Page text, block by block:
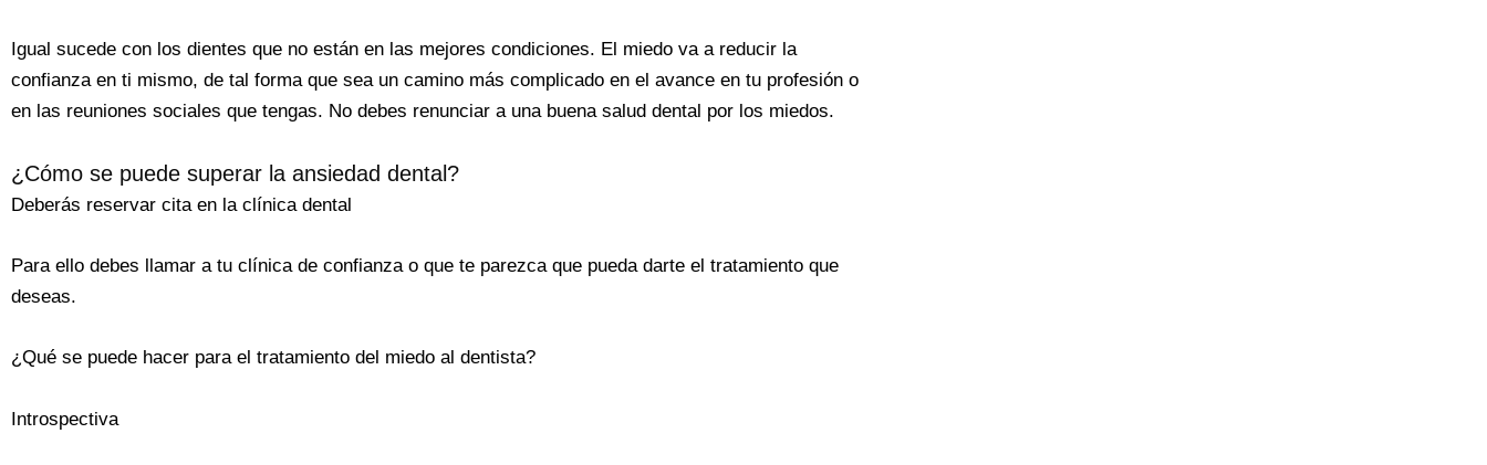
Igual sucede con los dientes que no están en las mejores condiciones. El miedo va a reducir la
confianza en ti mismo, de tal forma que sea un camino más complicado en el avance en tu profesión o
en las reuniones sociales que tengas. No debes renunciar a una buena salud dental por los miedos.
¿Cómo se puede superar la ansiedad dental?
Deberás reservar cita en la clínica dental
Para ello debes llamar a tu clínica de confianza o que te parezca que pueda darte el tratamiento que
deseas.
¿Qué se puede hacer para el tratamiento del miedo al dentista?
Introspectiva